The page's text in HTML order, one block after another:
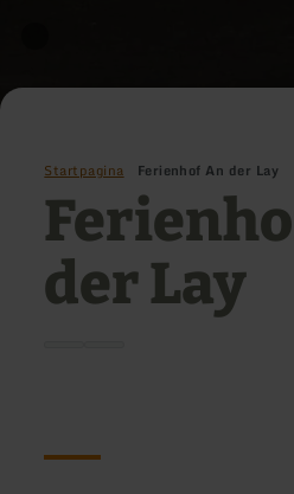
Startpagina Ferienhof An der Lay
der Lay